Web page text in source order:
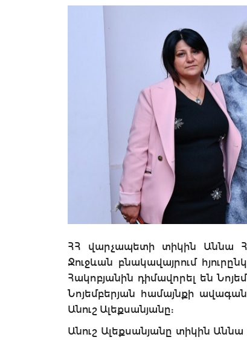
ՀՀ վարչապետի տիկին Աննա
Ջուջևան բնակավայրում
Հակոբյանին դիմավորել են
Նոյեմբերյան համայնքի
Անուշ Ալեքսանյանը:
Անուշ Ալեքսանյանը տիկին